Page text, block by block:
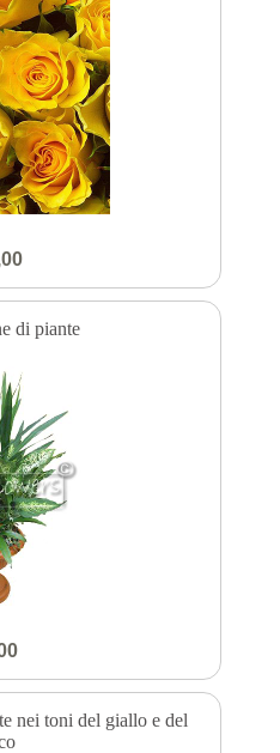
di piante
nei toni del giallo e del